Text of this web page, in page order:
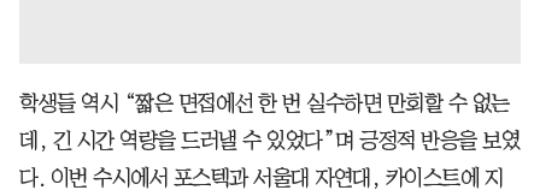
학생들 역시 “짧은 면접에선 한 번 실수하면 만회할 수 없는
데, 긴 시간 역량을 드러낼 수 있었다”며 긍정적 반응을 보였
다. 이번 수시에서 포스텍과 서울대 자연대, 카이스트에 지